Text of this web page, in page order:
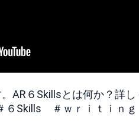
AR６Skillsとは何か？詳し
６Skills ＃ｗｒｉｔｉｎｇ